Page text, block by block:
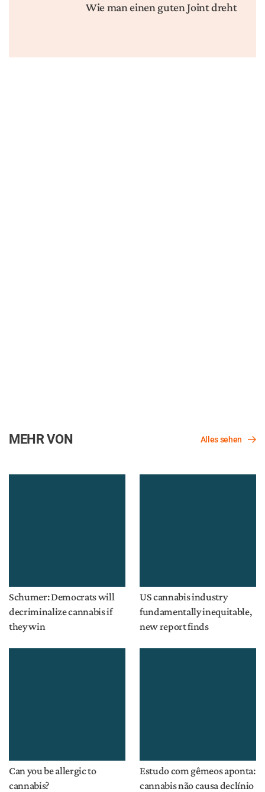
Wie man einen guten Joint dreht
MEHR VON Alles sehen
Schumer: Democrats will
decriminalize cannabis if
they win
US cannabis industry
fundamentally inequitable,
new report finds
Can you be allergic to
cannabis?
Estudo com gêmeos aponta:
cannabis não causa declínio